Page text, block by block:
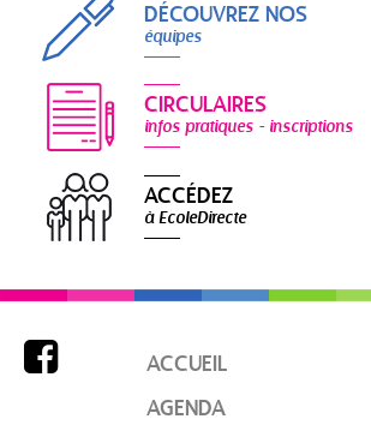
DÉCOUVREZ NOS
équipes
CIRCULAIRES
infos pratiques - inscriptions
ACCÉDEZ
à EcoleDirecte

ACCUEIL
AGENDA